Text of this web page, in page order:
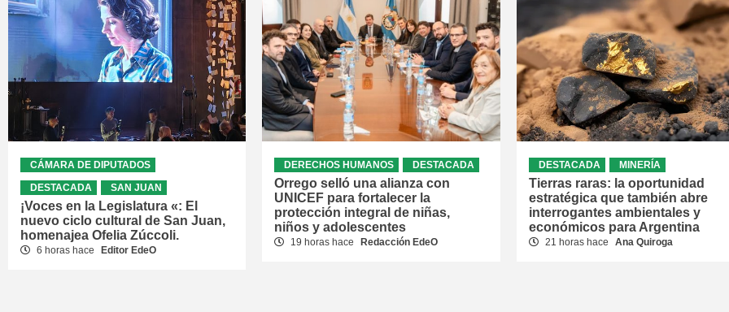
CÁMARA DE DIPUTADOS
DESTACADA
SAN JUAN
¡Voces en la Legislatura «: El
nuevo ciclo cultural de San Juan,
homenajea Ofelia Zúccoli.
6 horas hace Editor EdeO
DERECHOS HUMANOS DESTACADA
Orrego selló una alianza con
UNICEF para fortalecer la
protección integral de niñas,
niños y adolescentes
19 horas hace Redacción EdeO
DESTACADA MINERÍA
Tierras raras: la oportunidad
estratégica que también abre
interrogantes ambientales y
económicos para Argentina
21 horas hace Ana Quiroga